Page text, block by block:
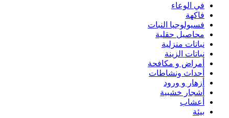
في الوعاء
فاكهة
فسيولوجيا النبات
محاصيل حقلية
نباتات منزلية
نباتات الزينة
أمراض و مكافحة
أحداث ونشاطات
أزهار و ورود
أشجار خشبية
أعشاب
بيئة